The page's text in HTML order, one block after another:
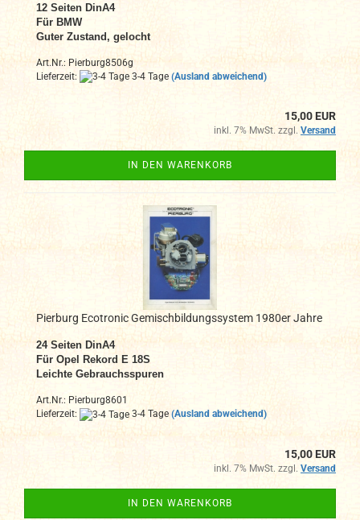
12 Seiten DinA4
Für BMW
Guter Zustand, gelocht
Art.Nr.: Pierburg8506g
Lieferzeit:
3-4 Tage (Ausland abweichend)
15,00 EUR
inkl. 7% MwSt. zzgl. Versand
IN DEN WARENKORB
Pierburg Ecotronic Gemischbildungssystem 1980er Jahre
24 Seiten DinA4
Für Opel Rekord E 18S
Leichte Gebrauchsspuren
Art.Nr.: Pierburg8601
Lieferzeit:
3-4 Tage (Ausland abweichend)
15,00 EUR
inkl. 7% MwSt. zzgl. Versand
IN DEN WARENKORB